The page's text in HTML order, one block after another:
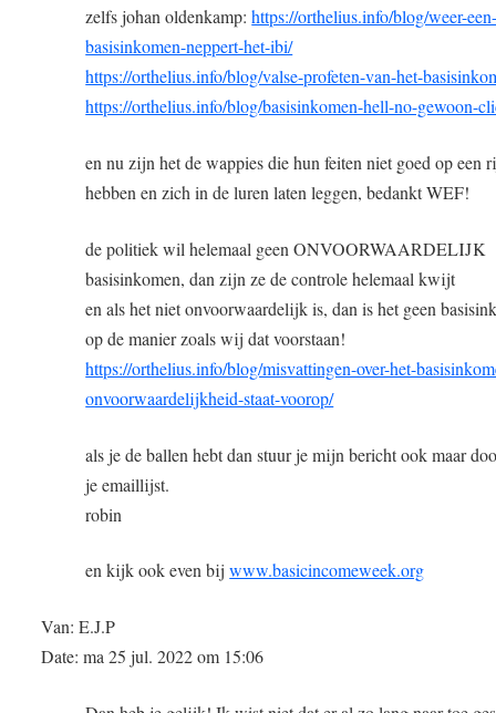
zelfs johan oldenkamp:https://orthelius.info/blog/weer-
basisinkomen-neppert-het-ibi/
https://orthelius.info/blog/valse-profeten-van-het-
https://orthelius.info/blog/basisinkomen-hell-no-gewoon-
en nu zijn het de wappies die hun feiten niet goed op een
hebben en zich in de luren laten leggen, bedankt WEF!
de politiek wil helemaal geen ONVOORWAARDELIJK
basisinkomen, dan zijn ze de controle helemaal kwijt
en als het niet onvoorwaardelijk is, dan is het geen
op de manier zoals wij dat voorstaan!
https://orthelius.info/blog/misvattingen-over-het-
onvoorwaardelijkheid-staat-voorop/
als je de ballen hebt dan stuur je mijn bericht ook maar
je emaillijst.
robin
en kijk ook even bijwww.basicincomeweek.org
Van: E.J.P
Date: ma 25 jul. 2022 om 15:06